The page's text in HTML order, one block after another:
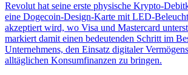
Revolut hat seine erste physische Krypto-
eine Dogecoin-Design-Karte mit LED-
akzeptiert wird, wo Visa und Mastercard
markiert damit einen bedeutenden Schritt im
Unternehmens, den Einsatz digitaler
alltäglichen Konsumfinanzen zu bringen.